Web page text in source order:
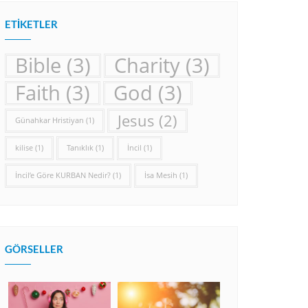
ETIKETLER
Bible (3) Charity (3)
Faith (3) God (3)
Günahkar Hristiyan (1) Jesus (2)
kilise (1) Tanıklık (1) İncil (1)
İncil’e Göre KURBAN Nedir? (1) İsa Mesih (1)
GÖRSELLER